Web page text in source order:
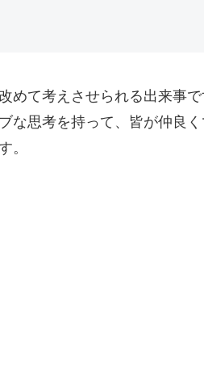
て考えさせられる出来事
思考を持って、皆が仲良
。